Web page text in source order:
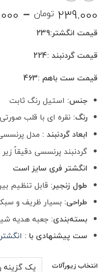
239.000 تومان –
قیمت انگشتر:239
قیمت گردنبند :224
قیمت ست باهم :463
جنس:استیل رنگ ثابت
رنگ:نقره ای با قلب صورتی
ابعاد گردنبند : مدل پرنسسی
گردنبند پرنسسی دقیقاً
انگشتر فری سایز است
طول زنجیر:قابل تنظیم بین 48
طراحی:بسیار ظریف و
بسته‌بندی:جعبه هدیه
ست پیشنهادی با :
انتخاب زیورآلات